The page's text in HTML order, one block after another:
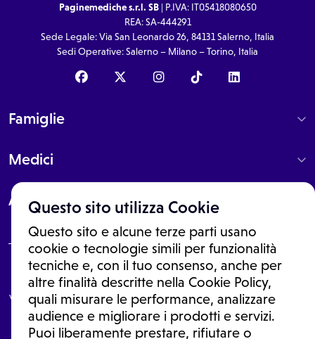
Questo sito utilizza Cookie
Questo sito e alcune terze parti usano
cookie o tecnologie simili per funzionalità
tecniche e, con il tuo consenso, anche per
altre finalità descritte nella Cookie Policy,
quali misurare le performance, analizzare
audience e migliorare i prodotti e servizi.
Puoi liberamente prestare, rifiutare o
Paginemediche s.r.l. SB| P.IVA: IT05418080650
REA: SA-444291
Sede Legale: Via San Leonardo 26, 84131 Salerno, Italia
Sedi Operative: Salerno – Milano – Torino, Italia
Famiglie
Medici
About
Le informazioni proposte in questo sito non sono un consulto medico.
In nessun caso, queste informazioni sostituiscono un consulto, una
visita o una diagnosi formulata dal medico. Non si devono considerare
le informazioni disponibili come suggerimenti per la formulazione di
una diagnosi, la determinazione di un trattamento o l'assunzione o
sospensione di un farmaco senza prima consultare un medico di